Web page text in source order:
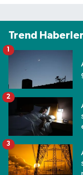
Trend Haberler
1
2
3